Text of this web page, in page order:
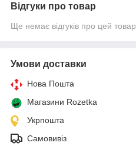
Відгуки про товар
Ще немає відгуків про цей товар
Умови доставки
Нова Пошта
Магазини Rozetka
Укрпошта
Самовивіз